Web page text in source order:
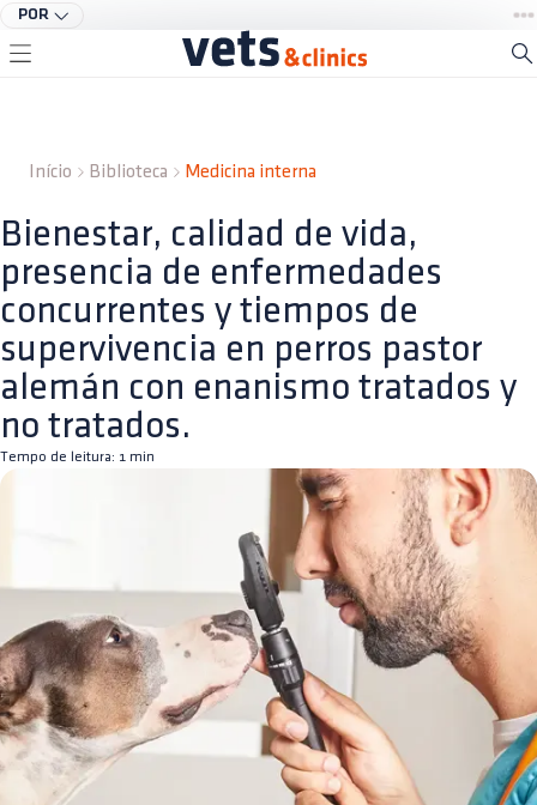
POR
Início Biblioteca Medicina interna
Bienestar, calidad de vida,
presencia de enfermedades
concurrentes y tiempos de
supervivencia en perros pastor
alemán con enanismo tratados y
no tratados.
Tempo de leitura: 1 min